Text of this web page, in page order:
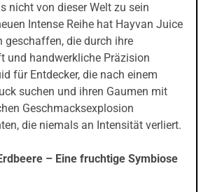
nicht von dieser Welt zu sein
Intense Reihe hat Hayvan Juice
geschaffen, die durch ihre
und handwerkliche Präzision
für Entdecker, die nach einem
suchen und ihren Gaumen mit
Geschmacksexplosion
die niemals an Intensität verliert.
– Eine fruchtige Symbiose